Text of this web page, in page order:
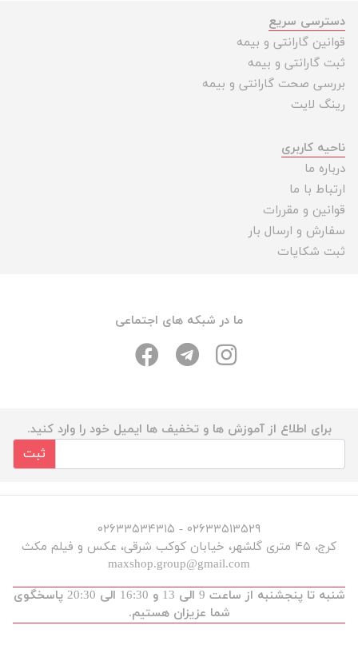
دسترسی سریع
قوانین گارانتی و بیمه
ثبت گارانتی و بیمه
بررسی صحت گارانتی و بیمه
رینگ لایت
ناحیه کاربری
درباره ما
ارتباط با ما
قوانین و مقررات
سفارش و ارسال بار
ثبت شکایات
ما در شبکه های اجتماعی
برای اطلاع از آموزش ها و تخفیف ها ایمیل خود را وارد کنید.
ثبت
۰۲۶۳۳۵۱۳۵۲۹ - ۰۲۶۳۳۵۳۴۳۱۵
کرج، ۴۵ متری گلشهر، خیابان کوکب شرقی، عکس و فیلم مکث
maxshop.group@gmail.com
شنبه تا پنجشنبه از ساعت 9 الی 13 و 16:30 الی 20:30 پاسخگوی
شما عزیزان هستیم.